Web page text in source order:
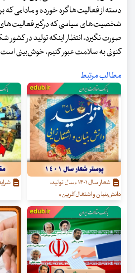
دسته از فعالیت‌ها گره خورده و مادامی که
شخصیت‌های سیاسی که درگیر فعالیت‌های
صورت نگیرد، انتظار اینکه تولید در کشور
کنونی به سلامت عبور کنیم، خوش‌بینی
مطالب مرتبط
شعار سال ۱۴۰۱ «سال تولید،
دانش‌بنیان و اشتغال‌آفرین»